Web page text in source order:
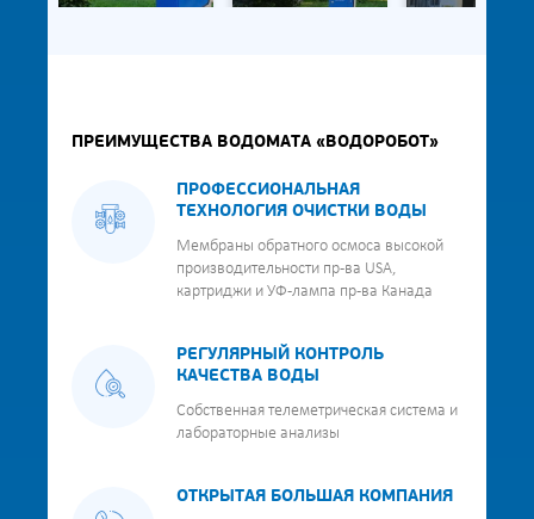
ПРЕИМУЩЕСТВА ВОДОМАТА «ВОДОРОБОТ»
ПРОФЕССИОНАЛЬНАЯ
ТЕХНОЛОГИЯ ОЧИСТКИ ВОДЫ
Мембраны обратного осмоса высокой
производительности пр-ва USA,
картриджи и УФ-лампа пр-ва Канада
РЕГУЛЯРНЫЙ КОНТРОЛЬ
КАЧЕСТВА ВОДЫ
Собственная телеметрическая система и
лабораторные анализы
ОТКРЫТАЯ БОЛЬШАЯ КОМПАНИЯ